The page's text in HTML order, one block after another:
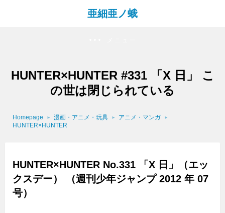
亜細亜ノ蛾
HUNTER×HUNTER #331 「X 日」 こ
の世は閉じられている
Homepage 漫画・アニメ・玩具
アニメ・マンガ
HUNTER×HUNTER
HUNTER×HUNTER No.331 「X 日」（エッ
クスデー） （週刊少年ジャンプ 2012 年 07
号）